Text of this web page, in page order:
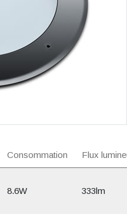
Consommation Flux
8.6W 333lm